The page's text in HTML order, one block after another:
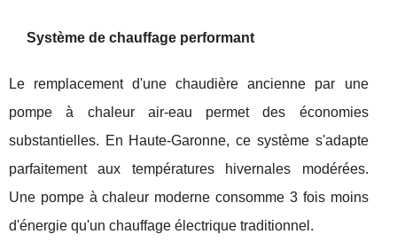
Système de chauffage performant
Le remplacement d'une chaudière ancienne par une
pompe à chaleur air-eau permet des économies
substantielles. En Haute-Garonne, ce système s'adapte
parfaitement aux températures hivernales modérées.
Une pompe à chaleur moderne consomme 3 fois moins
d'énergie qu'un chauffage électrique traditionnel.